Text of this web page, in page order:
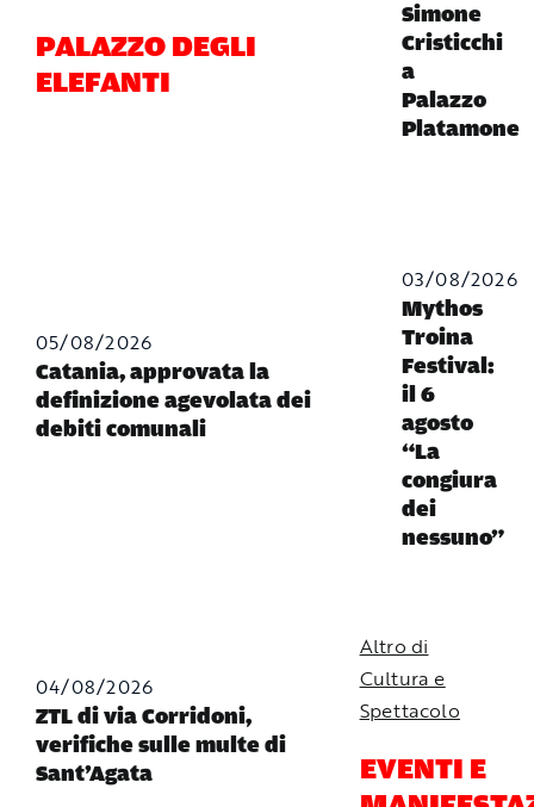
PALAZZO DEGLI
ELEFANTI
05/08/2026
Catania, approvata la
definizione agevolata dei
debiti comunali
04/08/2026
ZTL di via Corridoni,
verifiche sulle multe di
Sant’Agata
Simone
Cristicchi
a
Palazzo
Platamone
03/08/2026
Mythos
Troina
Festival:
il 6
agosto
“La
congiura
dei
nessuno”
Altro di
Cultura e
Spettacolo
EVENTI E